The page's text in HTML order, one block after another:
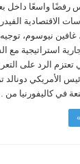
واسعًا داخل
الاقتصادية
غافين نيوسوم،
استراتيجية مع
تعتزم الرد على
الأمريكي
في كاليفورنيا